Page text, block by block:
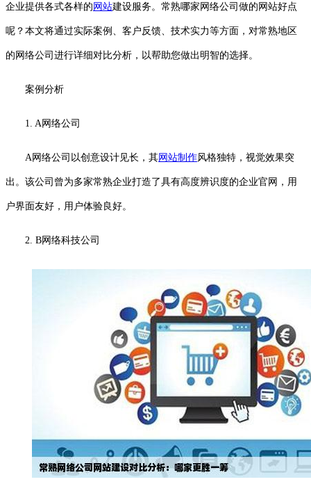
企业提供各式各样的 网站建设服务。常熟哪家网络公司做的网站好点
呢？本文将通过实际案例、客户反馈、技术实力等方面，对常熟地区
的网络公司进行详细对比分析，以帮助您做出明智的选择。
案例分析
1. A网络公司
A网络公司以创意设计见长，其网站制作风格独特，视觉效果突
出。该公司曾为多家常熟企业打造了具有高度辨识度的企业官网，用
户界面友好，用户体验良好。
2. B网络科技公司